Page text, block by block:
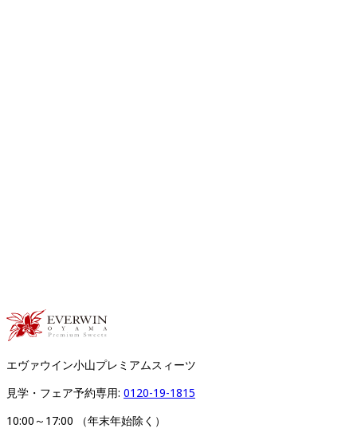
エヴァウイン小山プレミアムスィーツ
見学・フェア予約専用: 0120-19-1815
10:00～17:00 （年末年始除く）